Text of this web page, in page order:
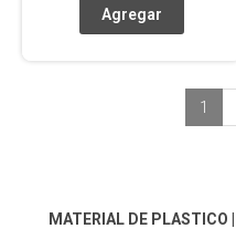
1
MATERIAL DE PLASTICO